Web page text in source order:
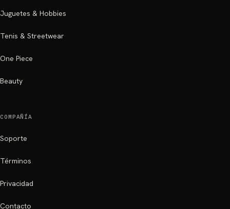
Juguetes & Hobbies
Tenis & Streetwear
One Piece
Beauty
COMPAÑÍA
Soporte
Términos
Privacidad
Contacto